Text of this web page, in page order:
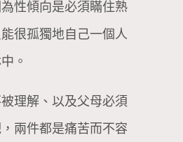
性傾向是必須瞞住熟
很孤獨地自己一個人
。
理解、以及父母必須
兩件都是痛苦而不容